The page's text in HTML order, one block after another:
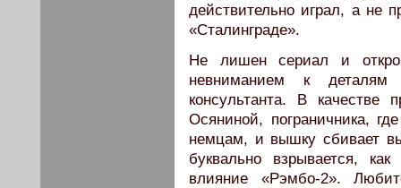
действительно играл, а не
«Сталинграде».
Не лишен сериал и
невниманием к деталям
консультанта. В качестве
Осяниной, пограничника,
немцам, и вышку сбивает
буквально взрывается,
влияние «Рэмбо-2».